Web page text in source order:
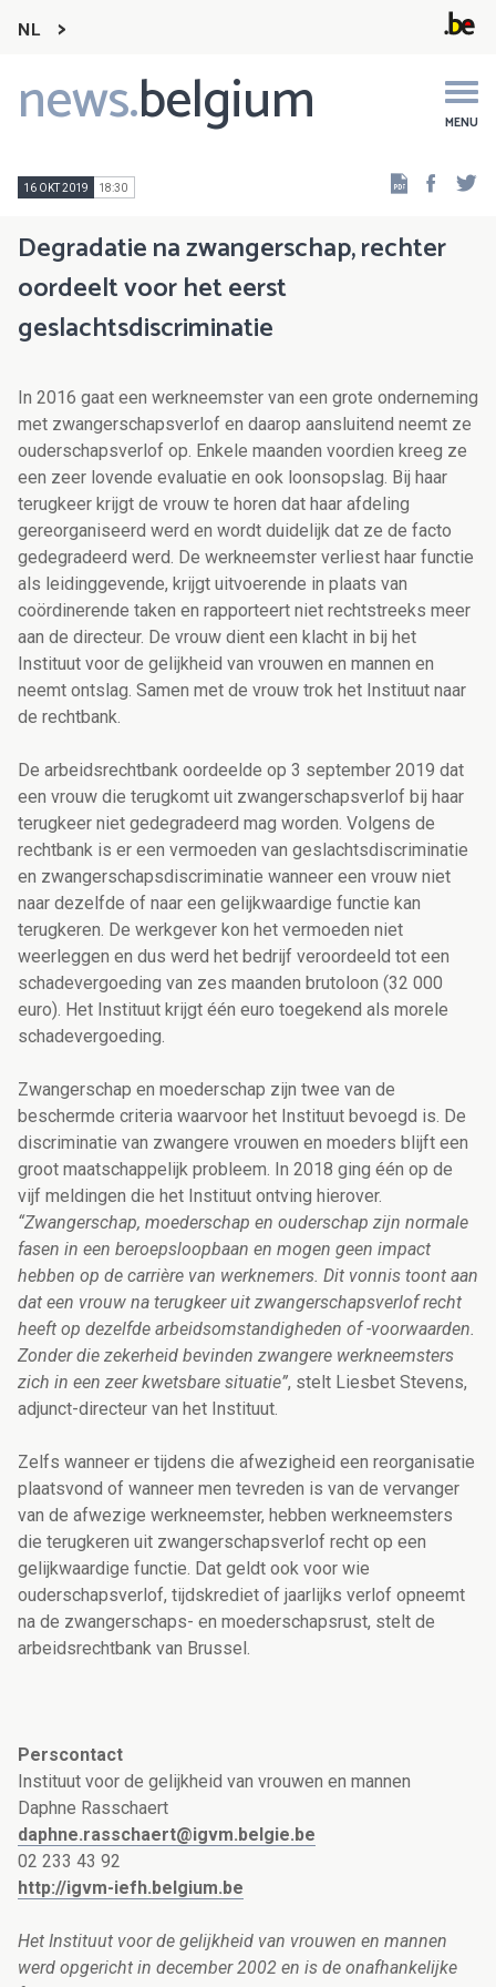
NL
news.belgium MENU
Main
navigation
16 OKT 2019 18:30
Degradatie na zwangerschap, rechter
oordeelt voor het eerst
geslachtsdiscriminatie
In 2016 gaat een werkneemster van een grote onderneming
met zwangerschapsverlof en daarop aansluitend neemt ze
ouderschapsverlof op. Enkele maanden voordien kreeg ze
een zeer lovende evaluatie en ook loonsopslag. Bij haar
terugkeer krijgt de vrouw te horen dat haar afdeling
gereorganiseerd werd en wordt duidelijk dat ze de facto
gedegradeerd werd. De werkneemster verliest haar functie
als leidinggevende, krijgt uitvoerende in plaats van
coördinerende taken en rapporteert niet rechtstreeks meer
aan de directeur. De vrouw dient een klacht in bij het
Instituut voor de gelijkheid van vrouwen en mannen en
neemt ontslag. Samen met de vrouw trok het Instituut naar
de rechtbank.
De arbeidsrechtbank oordeelde op 3 september 2019 dat
een vrouw die terugkomt uit zwangerschapsverlof bij haar
terugkeer niet gedegradeerd mag worden. Volgens de
rechtbank is er een vermoeden van geslachtsdiscriminatie
en zwangerschapsdiscriminatie wanneer een vrouw niet
naar dezelfde of naar een gelijkwaardige functie kan
terugkeren. De werkgever kon het vermoeden niet
weerleggen en dus werd het bedrijf veroordeeld tot een
schadevergoeding van zes maanden brutoloon (32 000
euro). Het Instituut krijgt één euro toegekend als morele
schadevergoeding.
Zwangerschap en moederschap zijn twee van de
beschermde criteria waarvoor het Instituut bevoegd is. De
discriminatie van zwangere vrouwen en moeders blijft een
groot maatschappelijk probleem. In 2018 ging één op de
vijf meldingen die het Instituut ontving hierover.
“Zwangerschap, moederschap en ouderschap zijn normale
fasen in een beroepsloopbaan en mogen geen impact
hebben op de carrière van werknemers. Dit vonnis toont aan
dat een vrouw na terugkeer uit zwangerschapsverlof recht
heeft op dezelfde arbeidsomstandigheden of -voorwaarden.
Zonder die zekerheid bevinden zwangere werkneemsters
zich in een zeer kwetsbare situatie”, stelt Liesbet Stevens,
adjunct-directeur van het Instituut.
Zelfs wanneer er tijdens die afwezigheid een reorganisatie
plaatsvond of wanneer men tevreden is van de vervanger
van de afwezige werkneemster, hebben werkneemsters
die terugkeren uit zwangerschapsverlof recht op een
gelijkwaardige functie. Dat geldt ook voor wie
ouderschapsverlof, tijdskrediet of jaarlijks verlof opneemt
na de zwangerschaps- en moederschapsrust, stelt de
arbeidsrechtbank van Brussel.
Perscontact
Instituut voor de gelijkheid van vrouwen en mannen
Daphne Rasschaert
daphne.rasschaert@igvm.belgie.be
02 233 43 92
http://igvm-iefh.belgium.be
Het Instituut voor de gelijkheid van vrouwen en mannen
werd opgericht in december 2002 en is de onafhankelijke